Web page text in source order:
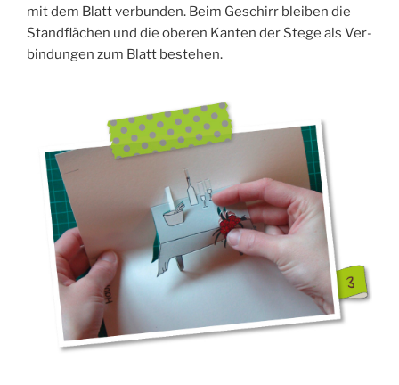
mit dem Blatt ver­bun­den. Beim Geschirr blei­ben die
Stand­flä­chen und die obe­ren Kan­ten der Ste­ge als Ver­
bin­dun­gen zum Blatt bestehen.